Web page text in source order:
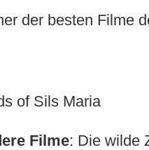
der besten Filme
of Sils Maria
Filme: Die wilde